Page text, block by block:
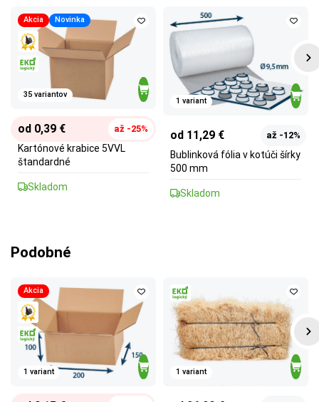
Akcia Novinka
35 variantov
od 0,39 € až -25%
Kartónové krabice 5VVL
štandardné
Skladom
1 variant
od 11,29 € až -12%
Bublinková fólia v kotúči šírky
500 mm
Skladom
Podobné
Akcia
1 variant 1 variant